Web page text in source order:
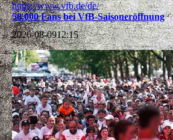
https://www.vfb.de/de/
50.000 Fans bei VfB-Saisoneröffnung
2026-08-0912:15